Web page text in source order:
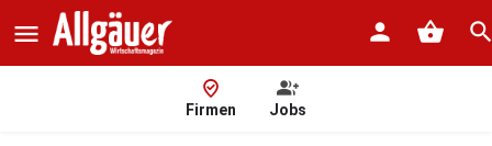
Firmen Jobs